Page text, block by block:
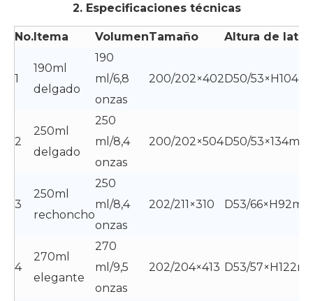
2. Especificaciones técnicas
No.Itema VolumenTamaño Altura de lata
1
190ml
delgado
190
ml/6,8
onzas
200/202×402D50/
2
250ml
delgado
250
ml/8,4
onzas
200/202×504D50/53×134mm
3
250ml
rechoncho
250
ml/8,4
onzas
202/211×310 D53/
4
270ml
elegante
270
ml/9,5
onzas
202/204×413 D53/